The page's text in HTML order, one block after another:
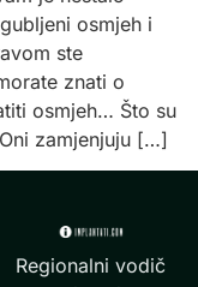
osmjeh i
ste
znati o
osmjeh… Što su
zamjenjuju […]
Regionalni vodič